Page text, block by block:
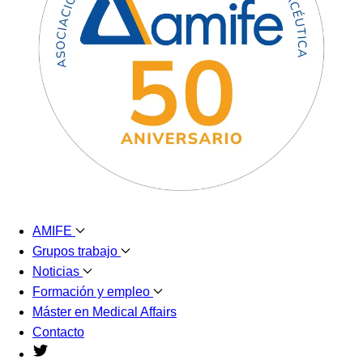
AMIFE
Grupos trabajo
Noticias
Formación y empleo
Máster en Medical Affairs
Contacto